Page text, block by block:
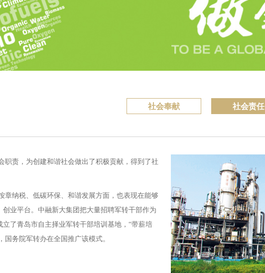
社会奉献 社会责任
职责，为创建和谐社会做出了积极贡献，得到了社
章纳税、低碳环保、和谐发展方面，也表现在能够
业平台。中融新大集团把大量招聘军转干部作为
了青岛市自主择业军转干部培训基地，“带薪培
国务院军转办在全国推广该模式。